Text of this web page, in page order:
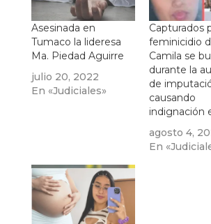
Asesinada en
Tumaco la lideresa
Ma. Piedad Aguirre
julio 20, 2022
En «Judiciales»
Capturados
feminicidio
Camila se
durante la
de
causando
indignación
agosto 4,
En